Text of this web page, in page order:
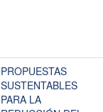
PROPUESTAS
SUSTENTABLES
PARA LA